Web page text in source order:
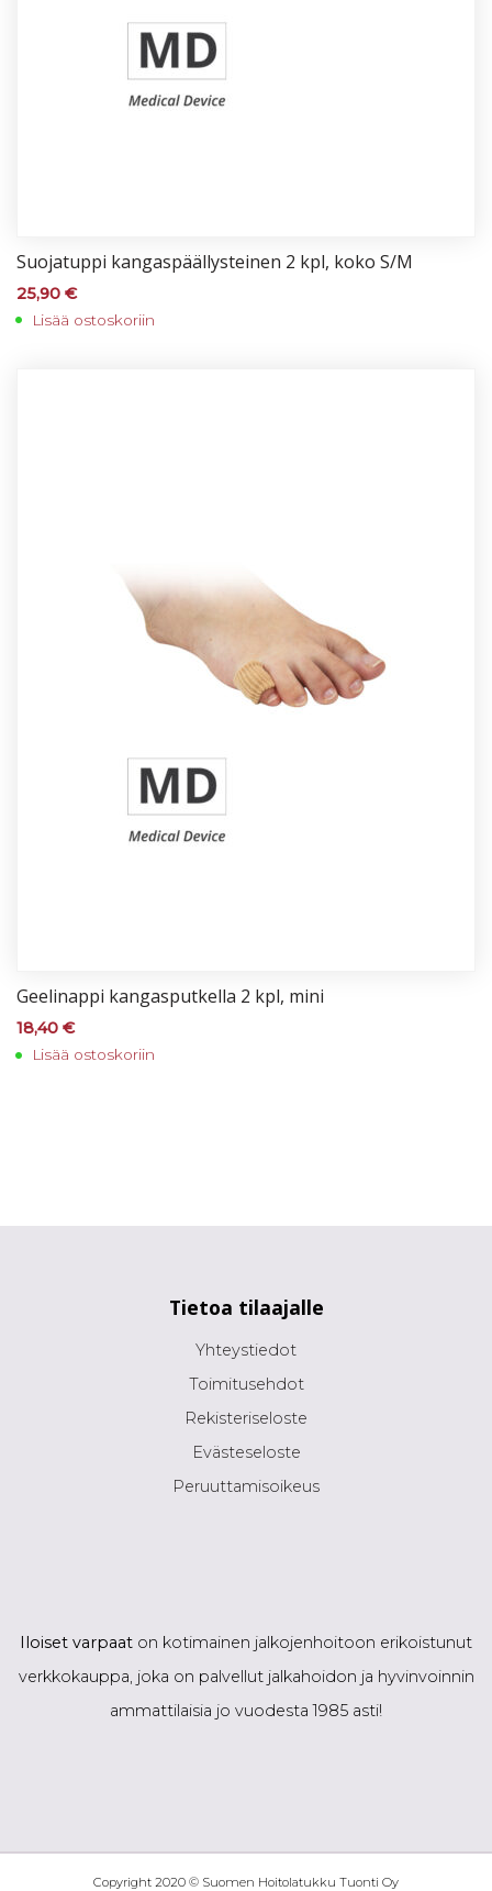
Suo­ja­tup­pi kan­gas­pääl­lys­tei­nen 2 kpl, ko­ko S/M
25,90 €
Lisää ostoskoriin
Gee­li­nap­pi kan­gas­put­kel­la 2 kpl, mi­ni
18,40 €
Lisää ostoskoriin
Tietoa tilaajalle
Yhteystiedot
Toimitusehdot
Rekisteriseloste
Evästeseloste
Peruuttamisoikeus
Iloiset varpaat on kotimainen jalkojenhoitoon erikoistunut
verkkokauppa, joka on palvellut jalkahoidon ja hyvinvoinnin
ammattilaisia jo vuodesta 1985 asti!
Copyright 2020 © Suomen Hoitolatukku Tuonti Oy